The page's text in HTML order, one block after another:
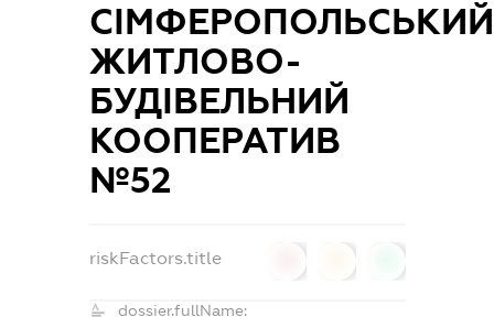
СІМФЕРОПОЛЬСЬКИЙ
ЖИТЛОВО-
БУДІВЕЛЬНИЙ
КООПЕРАТИВ
№52
riskFactors.title
dossier.fullName: